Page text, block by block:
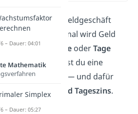
immer läuft ein Geldgeschäft
ein Jahr. Manchmal wird Geld
einpaar Monate oderTage
Dann brauchst du eine
Rechnung
— und dafür
den Monats- und Tageszins.
– Dauer: 04:01
Mathematik
Simplex
– Dauer: 05:27